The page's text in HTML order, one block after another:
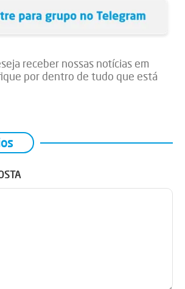
receber nossas notícias em
por dentro de tudo que está